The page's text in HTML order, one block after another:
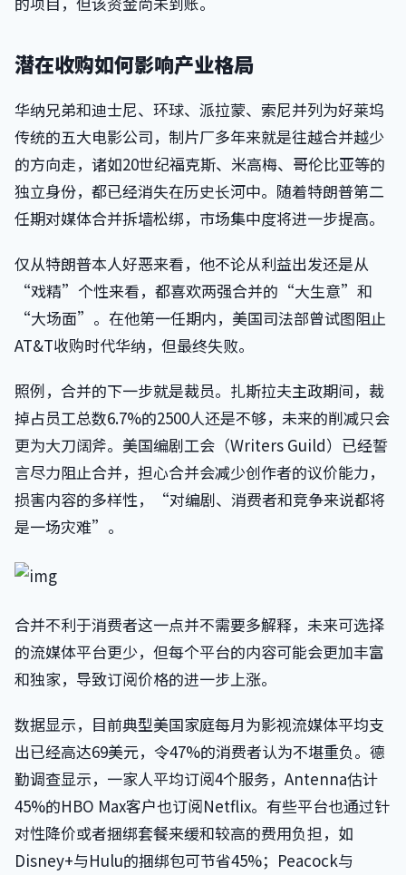
潜在收购如何影响产业格局
华纳兄弟和迪士尼、环球、派拉蒙、索尼并列为好莱坞
传统的五大电影公司，制片厂多年来就是往越合并越少
的方向走，诸如20世纪福克斯、米高梅、哥伦比亚等的
独立身份，都已经消失在历史长河中。随着特朗普第二
任期对媒体合并拆墙松绑，市场集中度将进一步提高。
仅从特朗普本人好恶来看，他不论从利益出发还是从
“戏精”个性来看，都喜欢两强合并的“大生意”和
“大场面”。在他第一任期内，美国司法部曾试图阻止
AT&T收购时代华纳，但最终失败。
照例，合并的下一步就是裁员。扎斯拉夫主政期间，裁
掉占员工总数6.7%的2500人还是不够，未来的削减只会
更为大刀阔斧。美国编剧工会（Writers Guild）已经誓
言尽力阻止合并，担心合并会减少创作者的议价能力，
损害内容的多样性，“对编剧、消费者和竞争来说都将
是一场灾难”。
合并不利于消费者这一点并不需要多解释，未来可选择
的流媒体平台更少，但每个平台的内容可能会更加丰富
和独家，导致订阅价格的进一步上涨。
数据显示，目前典型美国家庭每月为影视流媒体平均支
出已经高达69美元，令47%的消费者认为不堪重负。德
勤调查显示，一家人平均订阅4个服务，Antenna估计
45%的HBO Max客户也订阅Netflix。有些平台也通过针
对性降价或者捆绑套餐来缓和较高的费用负担，如
Disney+与Hulu的捆绑包可节省45%；Peacock与